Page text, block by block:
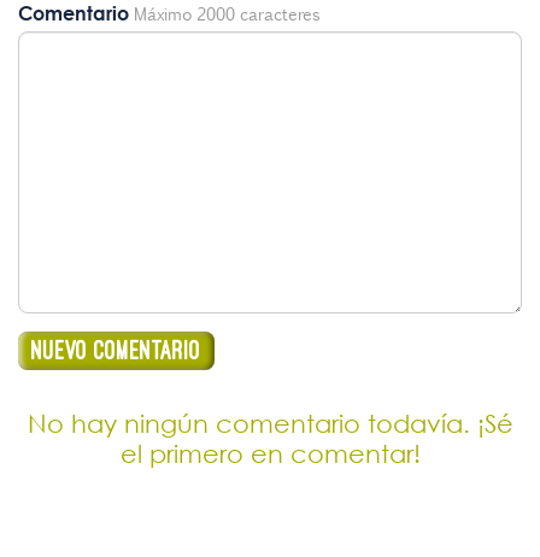
Comentario Máximo 2000 caracteres
No hay ningún comentario todavía. ¡Sé
el primero en comentar!